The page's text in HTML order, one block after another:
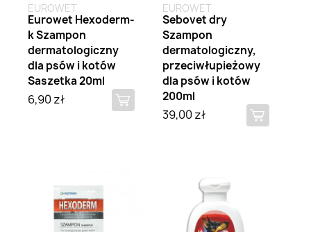
EUROWET
Eurowet Hexoderm-
k Szampon
dermatologiczny
dla psów i kotów
Saszetka 20ml
6,90 zł
EUROWET
Sebovet dry
Szampon
dermatologiczny,
przeciwłupieżowy
dla psów i kotów
200ml
39,00 zł